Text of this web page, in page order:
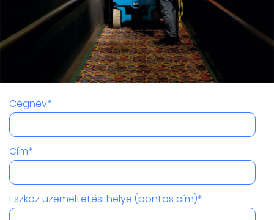
Cégnév*
Cím*
Eszköz üzemeltetési helye (pontos cím)*